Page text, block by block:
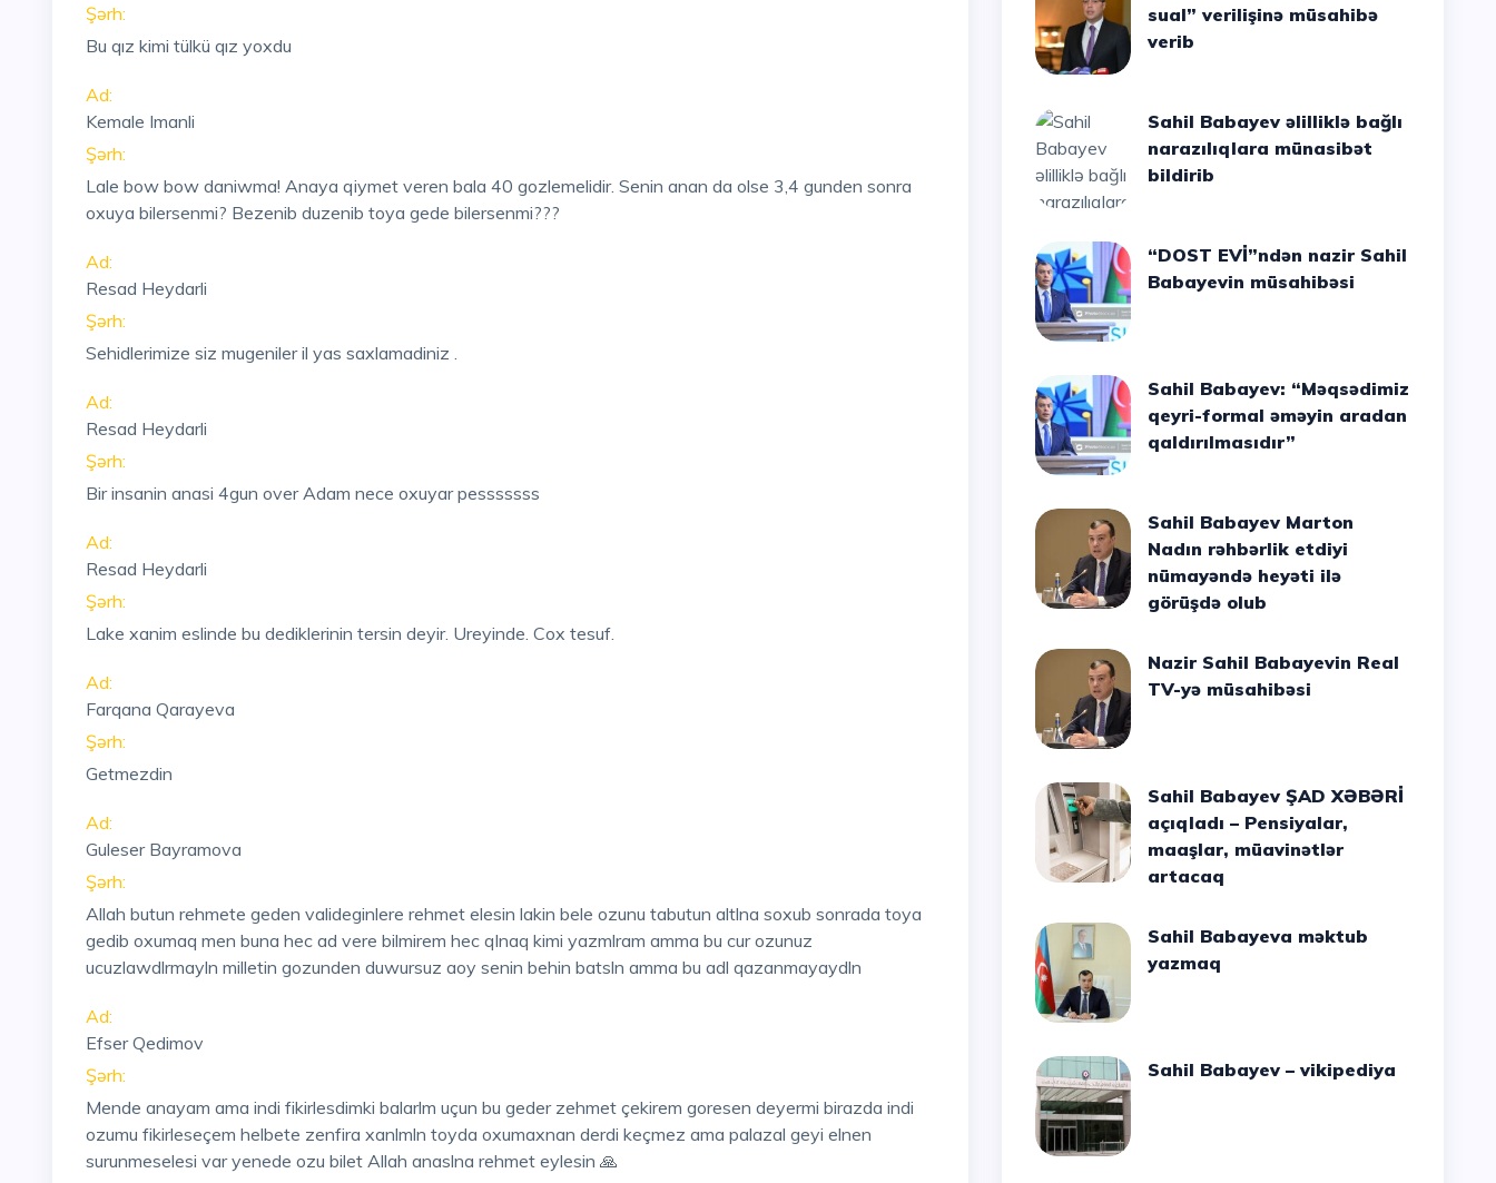
Şərh:
Bu qız kimi tülkü qız yoxdu
Ad:
Kemale Imanli
Şərh:
Lale bow bow daniwma! Anaya qiymet veren bala 40 gozlemelidir. Senin anan da olse 3,4 gunden sonra
oxuya bilersenmi? Bezenib duzenib toya gede bilersenmi???
Ad:
Resad Heydarli
Şərh:
Sehidlerimize siz mugeniler il yas saxlamadiniz .
Ad:
Resad Heydarli
Şərh:
Bir insanin anasi 4gun over Adam nece oxuyar pesssssss
Ad:
Resad Heydarli
Şərh:
Lake xanim eslinde bu dediklerinin tersin deyir. Ureyinde. Cox tesuf.
Ad:
Farqana Qarayeva
Şərh:
Getmezdin
Ad:
Guleser Bayramova
Şərh:
Allah butun rehmete geden valideginlere rehmet elesin lakin bele ozunu tabutun altlna soxub sonrada toya
gedib oxumaq men buna hec ad vere bilmirem hec qlnaq kimi yazmlram amma bu cur ozunuz
ucuzlawdlrmayln milletin gozunden duwursuz aoy senin behin batsln amma bu adl qazanmayaydln
Ad:
Efser Qedimov
Şərh:
Mende anayam ama indi fikirlesdimki balarlm uçun bu geder zehmet çekirem goresen deyermi birazda indi
ozumu fikirleseçem helbete zenfira xanlmln toyda oxumaxnan derdi keçmez ama palazal geyi elnen
surunmeselesi var yenede ozu bilet Allah anaslna rehmet eylesin 🙏
sual” verilişinə müsahibə
verib
Sahil Babayev əlilliklə bağlı
narazılıqlara münasibət
bildirib
“DOST EVİ”ndən nazir Sahil
Babayevin müsahibəsi
Sahil Babayev: “Məqsədimiz
qeyri-formal əməyin aradan
qaldırılmasıdır”
Sahil Babayev Marton
Nadın rəhbərlik etdiyi
nümayəndə heyəti ilə
görüşdə olub
Nazir Sahil Babayevin Real
TV-yə müsahibəsi
Sahil Babayev ŞAD XƏBƏRİ
açıqladı – Pensiyalar,
maaşlar, müavinətlər
artacaq
Sahil Babayeva məktub
yazmaq
Sahil Babayev – vikipediya